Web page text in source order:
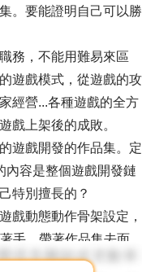
。要能證明自己可以勝
務，不能用難易來區
遊戲模式，從遊戲的攻
經營...各種遊戲的全方
戲上架後的成敗。
遊戲開發的作品集。定
內容是整個遊戲開發鏈
特別擅長的？
戲動態動作骨架設定，
手，帶著作品集去面